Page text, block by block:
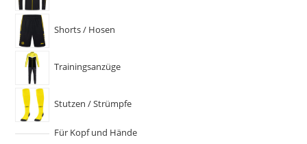
Shorts / Hosen
Trainingsanzüge
Stutzen / Strümpfe
Für Kopf und Hände